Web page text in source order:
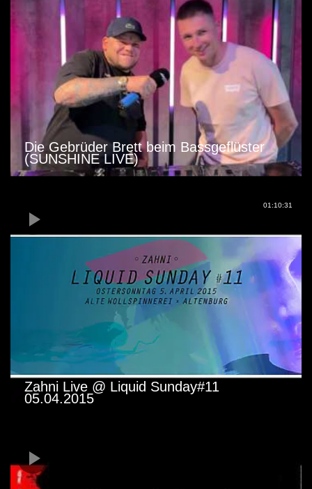
Die Gebrüder Brett beim Bassgeflüster
(SUNSHINE LIVE)
01:10:31
Zahni Live @ Liquid Sunday#11
05.04.2015